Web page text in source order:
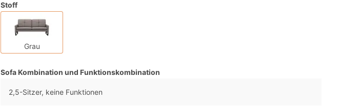
Stoff
Grau
Sofa Kombination und Funktionskombination
2,5-Sitzer, keine Funktionen